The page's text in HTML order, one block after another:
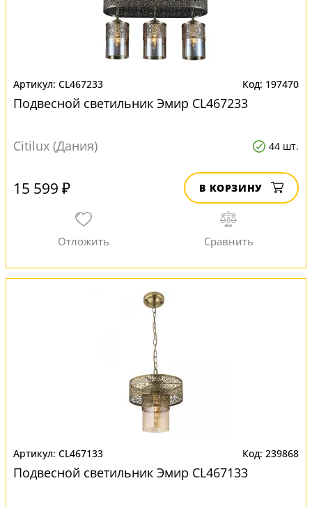
CL467233 197470
Подвесной светильник Эмир CL467233
Citilux (Дания) 44 шт.
15 599 ₽ В КОРЗИНУ
CL467133 239868
Подвесной светильник Эмир CL467133